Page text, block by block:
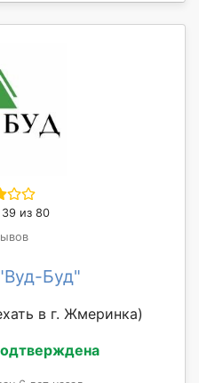
39 из 80
Буд"
в г. Жмеринка)